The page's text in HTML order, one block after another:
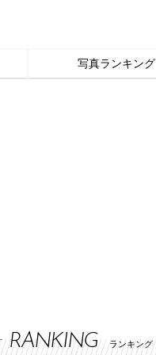
写真ランキング
RANKING ランキング